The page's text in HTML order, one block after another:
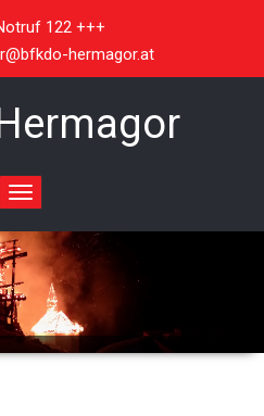
122 +++
hermagor.at
Toggle
navigation